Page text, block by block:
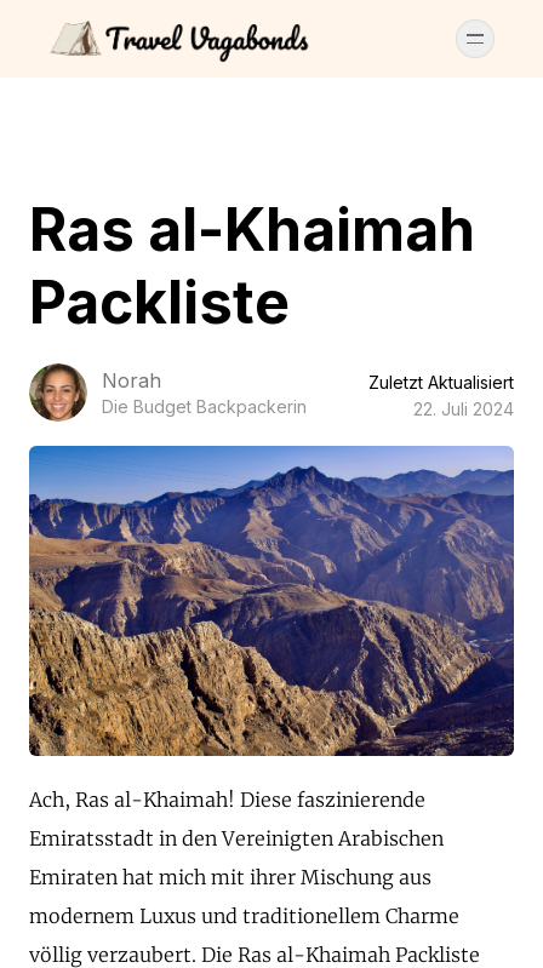
Ras al-Khaimah
Packliste
Norah
Die Budget Backpackerin
Zuletzt Aktualisiert
22. Juli 2024
Ach, Ras al-Khaimah! Diese faszinierende
Emiratsstadt in den Vereinigten Arabischen
Emiraten hat mich mit ihrer Mischung aus
modernem Luxus und traditionellem Charme
völlig verzaubert. Die Ras al-Khaimah Packliste